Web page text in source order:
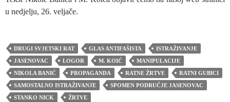
u nedjelju, 26. veljače.
DRUGI SVJETSKI RAT GLAS ANTIFAŠISTA
ISTRAŽIVANJE
JASENOVAC
LOGOR M. KOIĆ
MANIPULACIJE
NIKOLA BANIĆ
PROPAGANDA RATNE ŽRTVE
RATNI GUBICI
SAMOSTALNO ISTRAŽIVANJE
SPOMEN PODRUČJE JASENOVAC
STANKO NICK
ŽRTVE